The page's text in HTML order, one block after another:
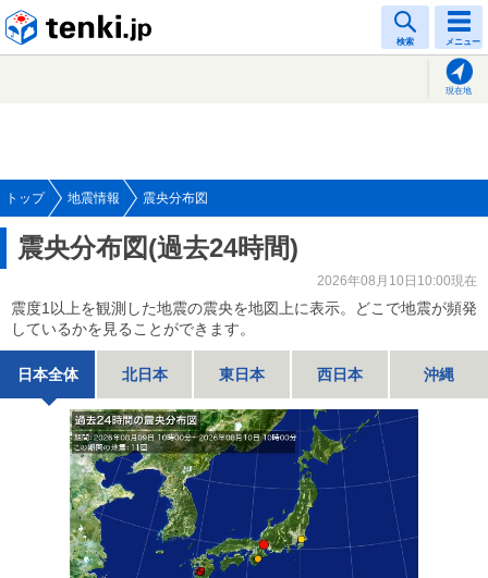
検索 メニュー
現在地
トップ 地震情報 震央分布図
震央分布図(過去24時間)
2026年08月10日10:00現在
震度1以上を観測した地震の震央を地図上に表示。どこで地震が頻発
しているかを見ることができます。
日本全体 北日本 東日本 西日本 沖縄